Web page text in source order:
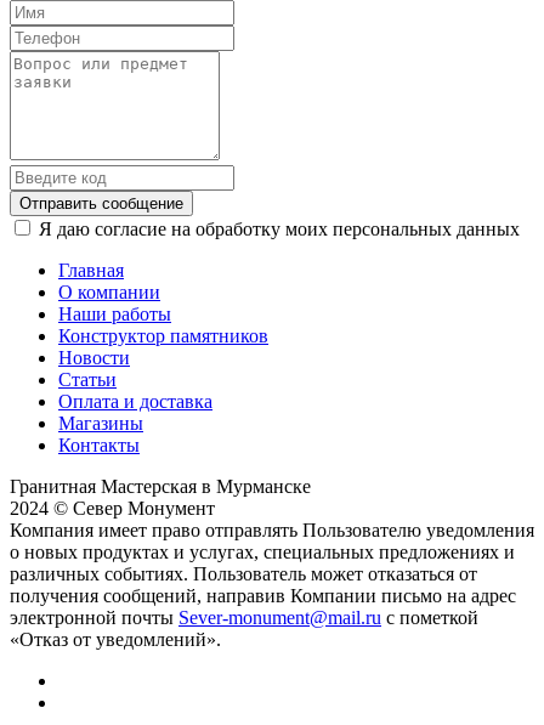
Отправить сообщение
Я даю согласие на обработку моих персональных данных
Главная
О компании
Наши работы
Конструктор памятников
Новости
Статьи
Оплата и доставка
Магазины
Контакты
Гранитная Мастерская в Мурманске
2024 © Север Монумент
Компания имеет право отправлять Пользователю уведомления
о новых продуктах и услугах, специальных предложениях и
различных событиях. Пользователь может отказаться от
получения сообщений, направив Компании письмо на адрес
электронной почты Sever-monument@mail.ru с пометкой
«Отказ от уведомлений».